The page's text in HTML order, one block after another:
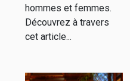
hommes et femmes.
Découvrez à travers
cet article...